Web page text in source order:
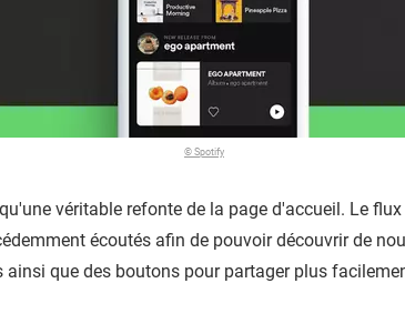
© Spotify
véritable refonte de la page d'accueil. Le flux
écoutés afin de pouvoir découvrir de
que des boutons pour partager plus